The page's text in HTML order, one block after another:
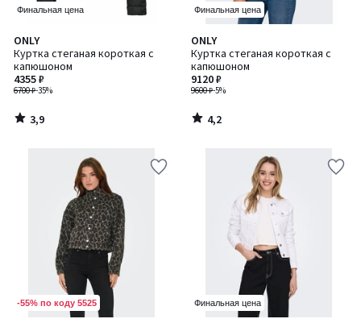
Финальная цена
ONLY
Куртка стеганая короткая с
капюшоном
6700 ₽-35%
4355 ₽
3,9
/ 5
3,9
/
Финальная цена
ONLY
Куртка стеганая короткая с
капюшоном
9600 ₽-5%
9120 ₽
4,2
/ 5
4,2
/
-55% по коду 5525 Финальная цена